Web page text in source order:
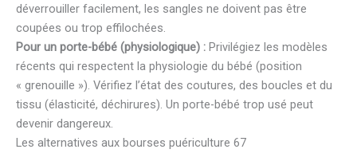
déverrouiller facilement, les sangles ne doivent pas être
coupées ou trop effilochées.
Pour un porte-bébé (physiologique) : Privilégiez les modèles
récents qui respectent la physiologie du bébé (position
« grenouille »). Vérifiez l’état des coutures, des boucles et du
tissu (élasticité, déchirures). Un porte-bébé trop usé peut
devenir dangereux.
Les alternatives aux bourses puériculture 67